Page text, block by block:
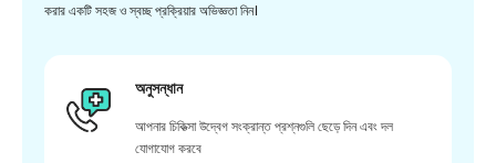
করার একটি সহজ ও স্বচ্ছ প্রক্রিয়ার অভিজ্ঞতা নিন।
অনুসন্ধান
আপনার চিকিত্সা উদ্বেগ সংক্রান্ত প্রশ্নগুলি ছেড়ে দিন এবং দল
যোগাযোগ করবে